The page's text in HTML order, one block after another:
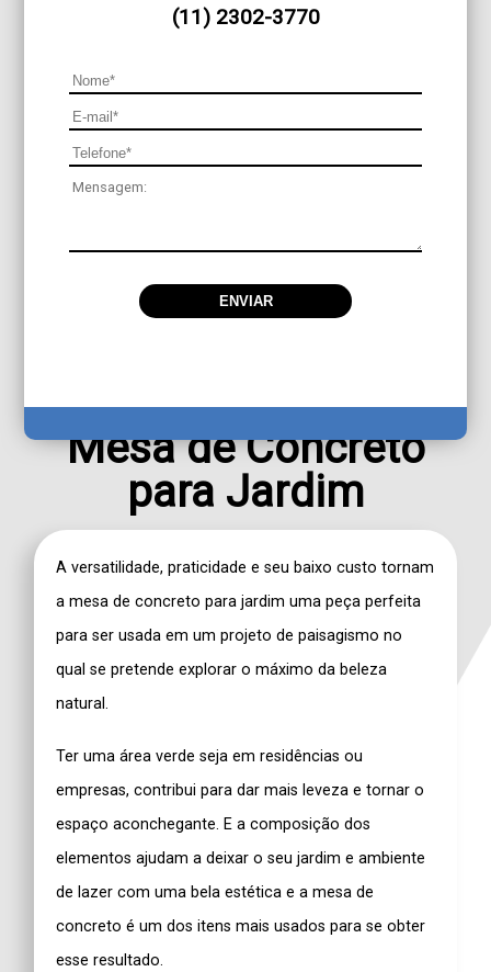
(11) 2302-3770
Mesa de Concreto
para Jardim
A versatilidade, praticidade e seu baixo custo tornam
a mesa de concreto para jardim uma peça perfeita
para ser usada em um projeto de paisagismo no
qual se pretende explorar o máximo da beleza
natural.
Ter uma área verde seja em residências ou
empresas, contribui para dar mais leveza e tornar o
espaço aconchegante. E a composição dos
elementos ajudam a deixar o seu jardim e ambiente
de lazer com uma bela estética e a mesa de
concreto é um dos itens mais usados para se obter
esse resultado.